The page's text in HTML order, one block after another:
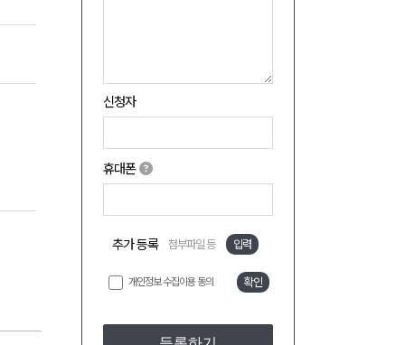
신청자
휴대폰
추가 등록 첨부파일 등 입력
개인정보 수집이용 동의 확인